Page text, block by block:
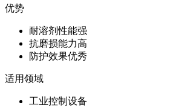
优势
耐溶剂性能强
抗磨损能力高
防护效果优秀
适用领域
工业控制设备